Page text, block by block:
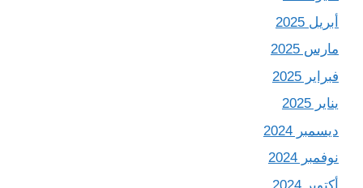
أبريل 2025
مارس 2025
فبراير 2025
يناير 2025
ديسمبر 2024
نوفمبر 2024
أكتوبر 2024